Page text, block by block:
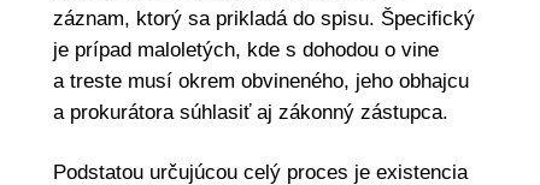
záznam, ktorý sa prikladá do spisu. Špecifický
je prípad maloletých, kde s dohodou o vine
a treste musí okrem obvineného, jeho obhajcu
a prokurátora súhlasiť aj zákonný zástupca.
Podstatou určujúcou celý proces je existencia